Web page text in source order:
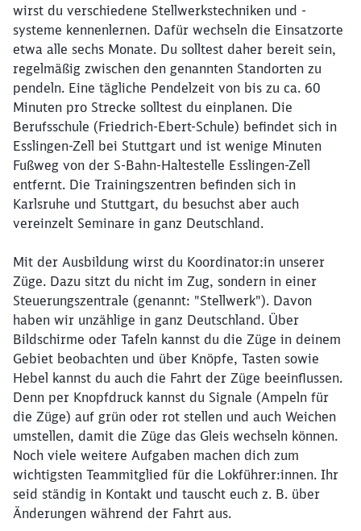
wirst du verschiedene Stellwerkstechniken und -
systeme kennenlernen. Dafür wechseln die Einsatzorte
etwa alle sechs Monate. Du solltest daher bereit sein,
regelmäßig zwischen den genannten Standorten zu
pendeln. Eine tägliche Pendelzeit von bis zu ca. 60
Minuten pro Strecke solltest du einplanen. Die
Berufsschule (Friedrich-Ebert-Schule) befindet sich in
Esslingen-Zell bei Stuttgart und ist wenige Minuten
Fußweg von der S-Bahn-Haltestelle Esslingen-Zell
entfernt. Die Trainingszentren befinden sich in
Karlsruhe und Stuttgart, du besuchst aber auch
vereinzelt Seminare in ganz Deutschland.
Mit der Ausbildung wirst du Koordinator:in unserer
Züge. Dazu sitzt du nicht im Zug, sondern in einer
Steuerungszentrale (genannt: "Stellwerk"). Davon
haben wir unzählige in ganz Deutschland. Über
Bildschirme oder Tafeln kannst du die Züge in deinem
Gebiet beobachten und über Knöpfe, Tasten sowie
Hebel kannst du auch die Fahrt der Züge beeinflussen.
Denn per Knopfdruck kannst du Signale (Ampeln für
die Züge) auf grün oder rot stellen und auch Weichen
umstellen, damit die Züge das Gleis wechseln können.
Noch viele weitere Aufgaben machen dich zum
wichtigsten Teammitglied für die Lokführer:innen. Ihr
seid ständig in Kontakt und tauscht euch z. B. über
Änderungen während der Fahrt aus.